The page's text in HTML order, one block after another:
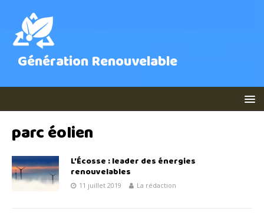
Génération Renouvelable
parc éolien
L’Écosse : leader des énergies
renouvelables
11 juillet 2019 La rédaction